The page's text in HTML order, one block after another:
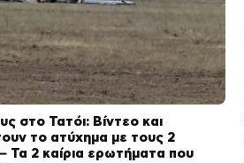
στο Τατόι: Βίντεο και
το ατύχημα με τους 2
Τα 2 καίρια ερωτήματα που